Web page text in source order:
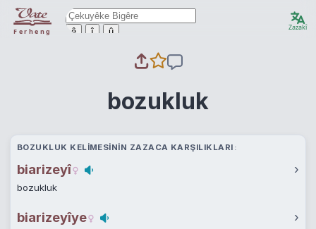
Ferheng ê î û Zazakî
bozukluk
BOZUKLUK KELIMESININ ZAZACA KARŞILIKLARI
biarizeyî ›
bozukluk
biarizeyîye ›